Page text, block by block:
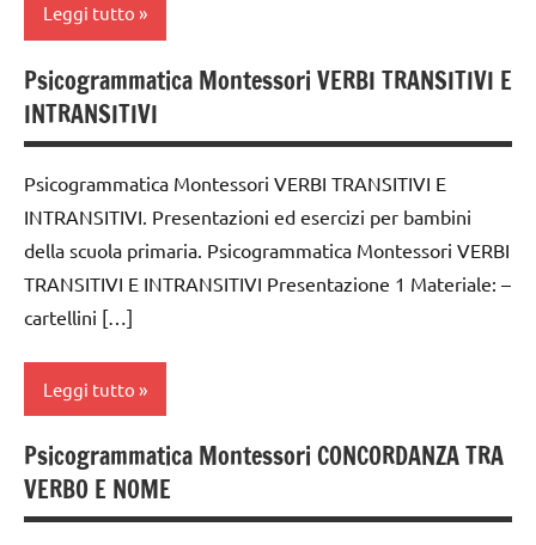
GUIDA
DIDATTICA
MONTESSORI
materiale
nomenclature
Montessori
SCIENZE
piante
TUTTI GLI
PER ETA'
TUTTI GLI
Leggi tutto
analisi
grammaticale
Montessori
classe
1a
classe
2a
3a
anni
DOWNLOAD
Psicogrammatica Montessori VERBI TRANSITIVI E
INTRANSITIVI
Psicogrammatica Montessori VERBI TRANSITIVI E
INTRANSITIVI. Presentazioni ed esercizi per bambini
della scuola primaria. Psicogrammatica Montessori VERBI
TRANSITIVI E INTRANSITIVI Presentazione 1 Materiale: –
cartellini […]
Leggi tutto
analisi
grammaticale
Montessori
Psicogrammatica Montessori CONCORDANZA TRA
VERBO E NOME